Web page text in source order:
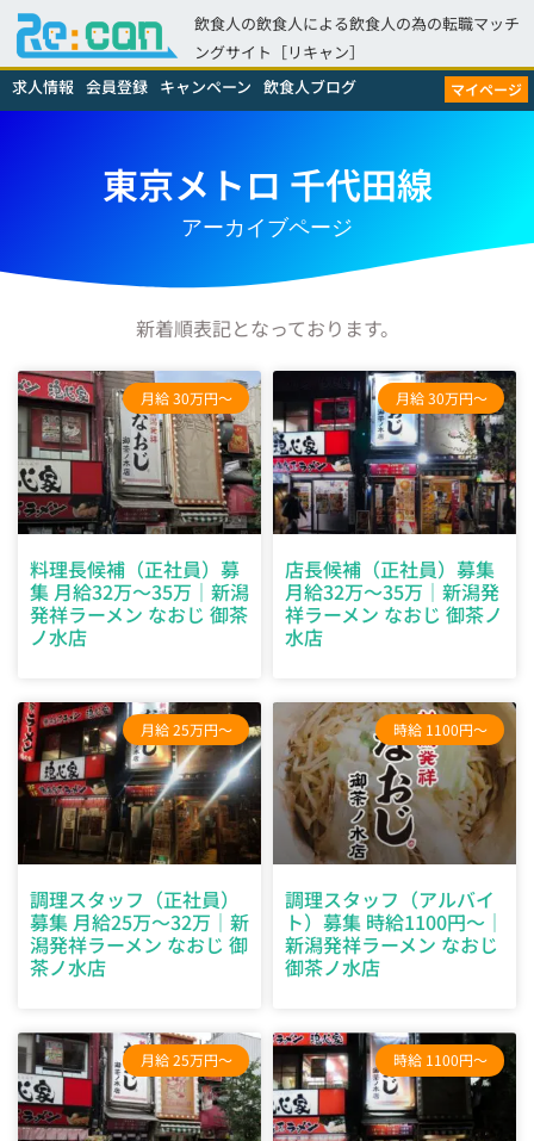
飲食人の飲食人による飲食人の為の転職マッチ
ングサイト［リキャン］
求人情報 会員登録 キャンペーン 飲食人ブログ マイページ
東京メトロ 千代田線
アーカイブページ
新着順表記となっております。
月給 30万円～
料理長候補（正社員）募
集 月給32万～35万｜新潟
発祥ラーメン なおじ 御茶
ノ水店
月給 30万円～
店長候補（正社員）募集
月給32万～35万｜新潟発
祥ラーメン なおじ 御茶ノ
水店
月給 25万円～
調理スタッフ（正社員）
募集 月給25万～32万｜新
潟発祥ラーメン なおじ 御
茶ノ水店
時給 1100円～
調理スタッフ（アルバイ
ト）募集 時給1100円～｜
新潟発祥ラーメン なおじ
御茶ノ水店
月給 25万円～ 時給 1100円～